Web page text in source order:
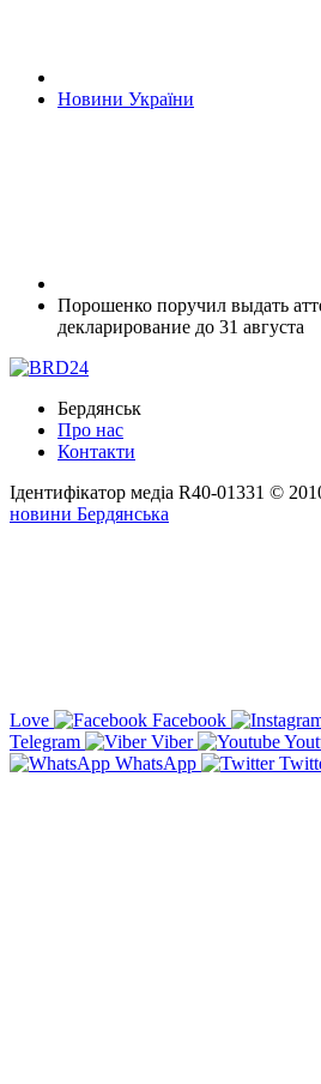
Новини України
Порошенко поручил выдать
декларирование до 31 августа
Бердянськ
Про нас
Контакти
Ідентифікатор медіа R40-01331 ©
новини Бердянська
Love
Facebook
Telegram
Viber
WhatsApp